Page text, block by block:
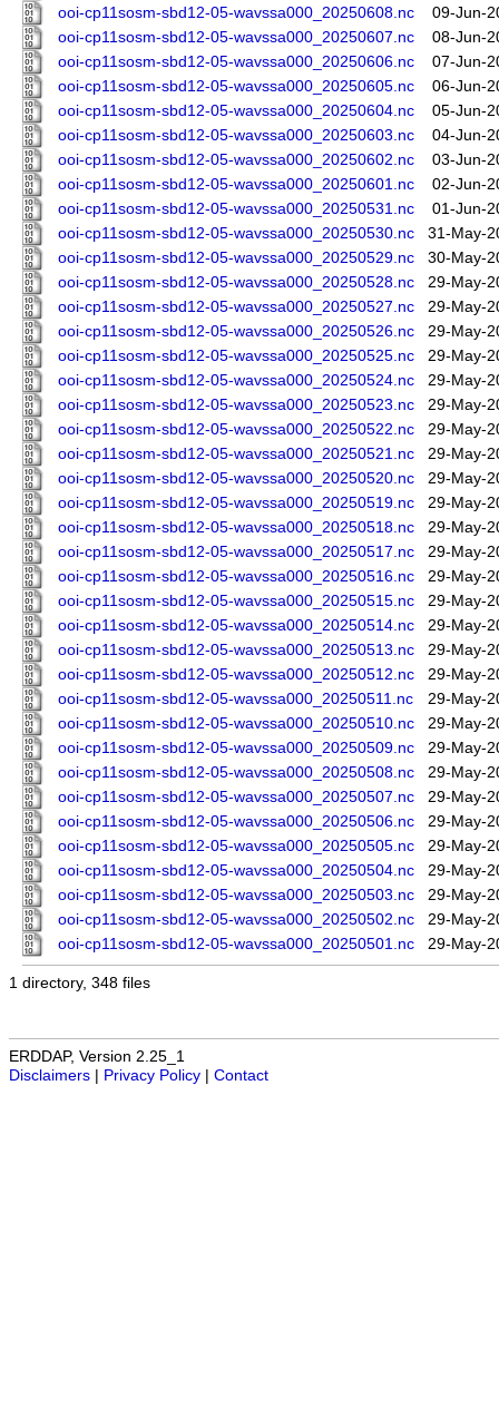
ooi-cp11sosm-sbd12-05-wavssa000_20250608.nc
09-Jun-
ooi-cp11sosm-sbd12-05-wavssa000_20250607.nc
08-Jun-
ooi-cp11sosm-sbd12-05-wavssa000_20250606.nc
07-Jun-
ooi-cp11sosm-sbd12-05-wavssa000_20250605.nc
06-Jun-
ooi-cp11sosm-sbd12-05-wavssa000_20250604.nc
05-Jun-
ooi-cp11sosm-sbd12-05-wavssa000_20250603.nc
04-Jun-
ooi-cp11sosm-sbd12-05-wavssa000_20250602.nc
03-Jun-
ooi-cp11sosm-sbd12-05-wavssa000_20250601.nc
02-Jun-
ooi-cp11sosm-sbd12-05-wavssa000_20250531.nc
01-Jun-
ooi-cp11sosm-sbd12-05-wavssa000_20250530.nc
31-May-
ooi-cp11sosm-sbd12-05-wavssa000_20250529.nc
30-May-
ooi-cp11sosm-sbd12-05-wavssa000_20250528.nc
29-May-
ooi-cp11sosm-sbd12-05-wavssa000_20250527.nc
29-May-
ooi-cp11sosm-sbd12-05-wavssa000_20250526.nc
29-May-
ooi-cp11sosm-sbd12-05-wavssa000_20250525.nc
29-May-
ooi-cp11sosm-sbd12-05-wavssa000_20250524.nc
29-May-
ooi-cp11sosm-sbd12-05-wavssa000_20250523.nc
29-May-
ooi-cp11sosm-sbd12-05-wavssa000_20250522.nc
29-May-
ooi-cp11sosm-sbd12-05-wavssa000_20250521.nc
29-May-
ooi-cp11sosm-sbd12-05-wavssa000_20250520.nc
29-May-
ooi-cp11sosm-sbd12-05-wavssa000_20250519.nc
29-May-
ooi-cp11sosm-sbd12-05-wavssa000_20250518.nc
29-May-
ooi-cp11sosm-sbd12-05-wavssa000_20250517.nc
29-May-
ooi-cp11sosm-sbd12-05-wavssa000_20250516.nc
29-May-
ooi-cp11sosm-sbd12-05-wavssa000_20250515.nc
29-May-
ooi-cp11sosm-sbd12-05-wavssa000_20250514.nc
29-May-
ooi-cp11sosm-sbd12-05-wavssa000_20250513.nc
29-May-
ooi-cp11sosm-sbd12-05-wavssa000_20250512.nc
29-May-
ooi-cp11sosm-sbd12-05-wavssa000_20250511.nc
29-May-
ooi-cp11sosm-sbd12-05-wavssa000_20250510.nc
29-May-
ooi-cp11sosm-sbd12-05-wavssa000_20250509.nc
29-May-
ooi-cp11sosm-sbd12-05-wavssa000_20250508.nc
29-May-
ooi-cp11sosm-sbd12-05-wavssa000_20250507.nc
29-May-
ooi-cp11sosm-sbd12-05-wavssa000_20250506.nc
29-May-
ooi-cp11sosm-sbd12-05-wavssa000_20250505.nc
29-May-
ooi-cp11sosm-sbd12-05-wavssa000_20250504.nc
29-May-
ooi-cp11sosm-sbd12-05-wavssa000_20250503.nc
29-May-
ooi-cp11sosm-sbd12-05-wavssa000_20250502.nc
29-May-
ooi-cp11sosm-sbd12-05-wavssa000_20250501.nc
29-May-
1 directory, 348 files
ERDDAP, Version 2.25_1
Disclaimers
Privacy Policy Contact